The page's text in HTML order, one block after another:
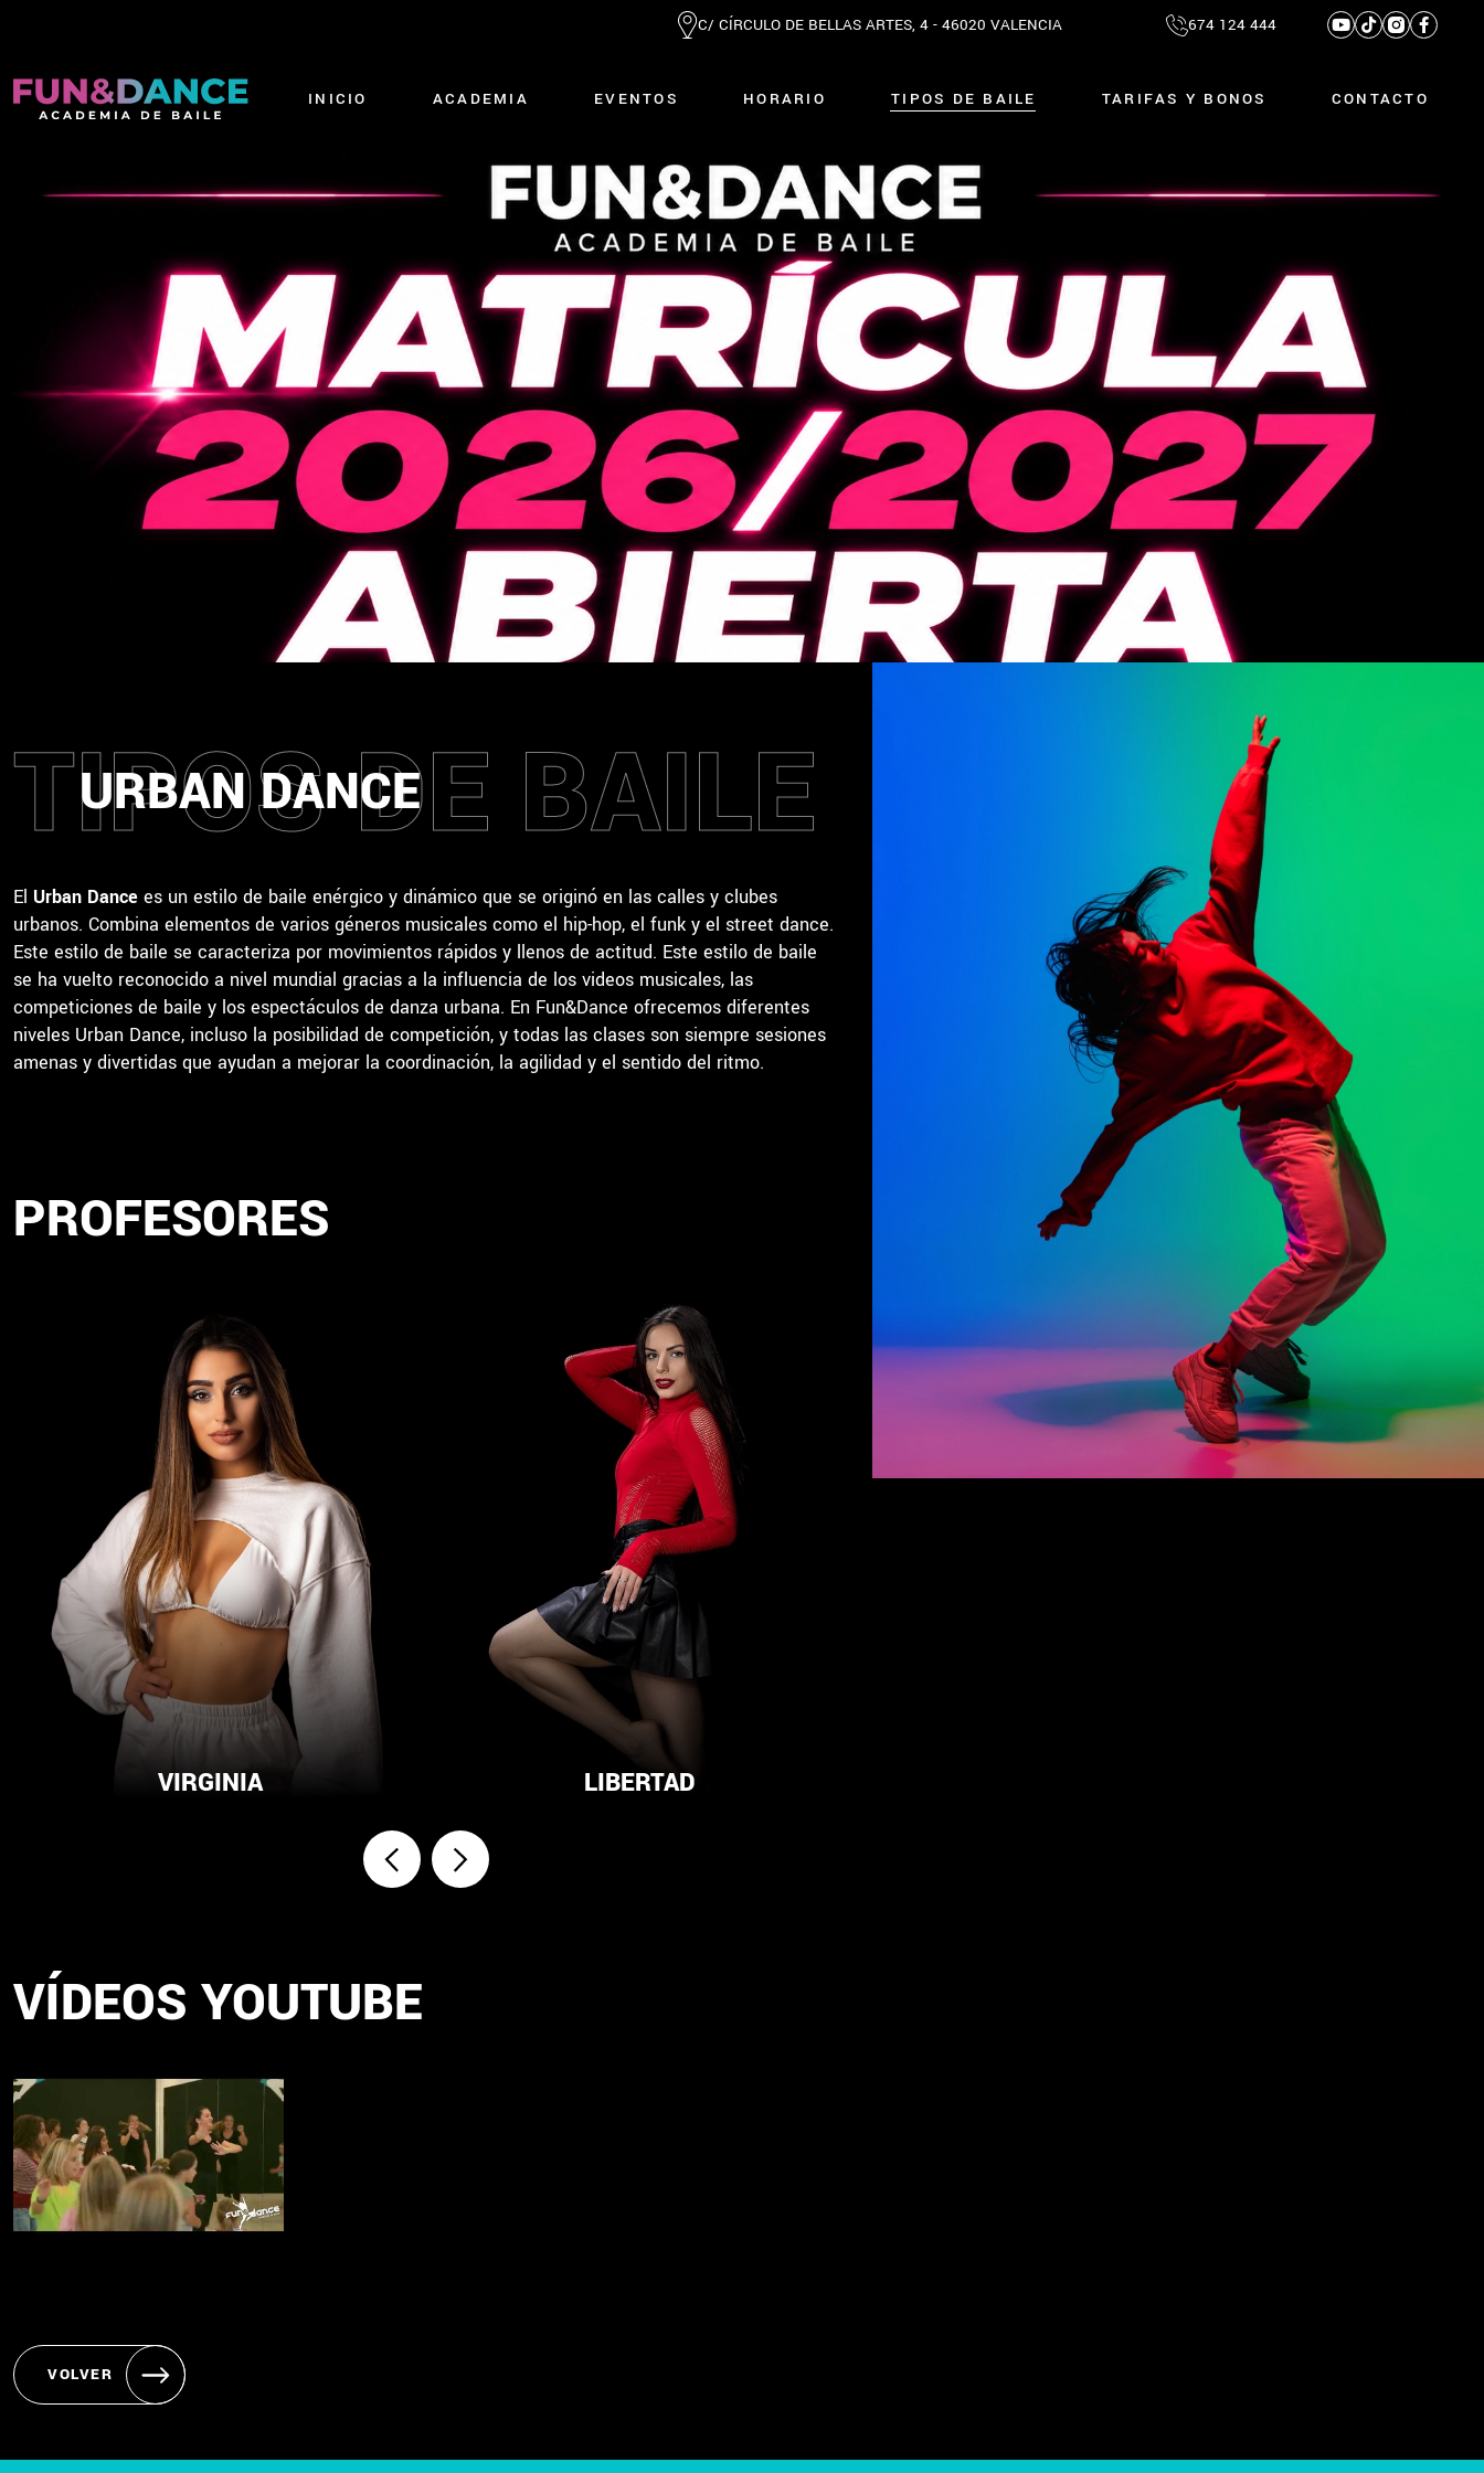
C/ CÍRCULO DE BELLAS ARTES, 4 - 46020 VALENCIA 674 124 444
INICIO ACADEMIA EVENTOS HORARIO TIPOS DE BAILE TARIFAS Y BONOS CONTACTO
TIPOS DE BAILE
URBAN DANCE
El Urban Dance es un estilo de baile enérgico y dinámico que se originó en las calles y clubes
urbanos. Combina elementos de varios géneros musicales como el hip-hop, el funk y el street dance.
Este estilo de baile se caracteriza por movimientos rápidos y llenos de actitud. Este estilo de baile
se ha vuelto reconocido a nivel mundial gracias a la influencia de los videos musicales, las
competiciones de baile y los espectáculos de danza urbana. En Fun&Dance ofrecemos diferentes
niveles Urban Dance, incluso la posibilidad de competición, y todas las clases son siempre sesiones
amenas y divertidas que ayudan a mejorar la coordinación, la agilidad y el sentido del ritmo.
PROFESORES
VIRGINIA LIBERTAD
VÍDEOS YOUTUBE
VOLVER